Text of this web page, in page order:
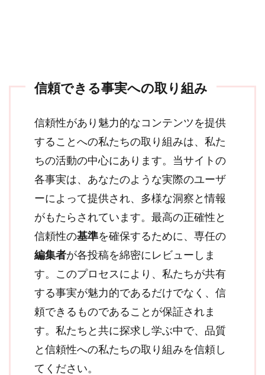
信頼できる事実への取り組み
信頼性があり魅力的なコンテンツを提供
することへの私たちの取り組みは、私た
ちの活動の中心にあります。当サイトの
各事実は、あなたのような実際のユーザ
ーによって提供され、多様な洞察と情報
がもたらされています。最高の正確性と
信頼性の基準を確保するために、専任の
編集者が各投稿を綿密にレビューしま
す。このプロセスにより、私たちが共有
する事実が魅力的であるだけでなく、信
頼できるものであることが保証されま
す。私たちと共に探求し学ぶ中で、品質
と信頼性への私たちの取り組みを信頼し
てください。